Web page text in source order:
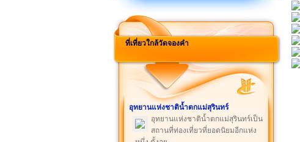
ที่เที่ยวใกล้วัดจองคํา
อุทยานแห่งชาติน้ำตกแม่สุรินทร์
อุทยานแห่งชาติน้ำตกแม่สุรินทร์เป็น
สถานที่ท่องเที่ยวที่ยอดนิยมอีกแห่ง